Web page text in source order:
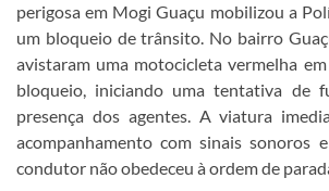
perigosa em Mogi Guaçu mobilizou a
um bloqueio de trânsito. No bairro
avistaram uma motocicleta vermelha
bloqueio, iniciando uma tentativa de
presença dos agentes. A viatura
acompanhamento com sinais sonoros
condutor não obedeceu à ordem de